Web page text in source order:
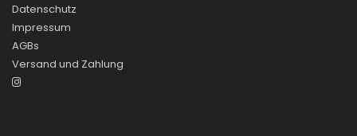
Datenschutz
Impressum
AGBs
Versand und Zahlung